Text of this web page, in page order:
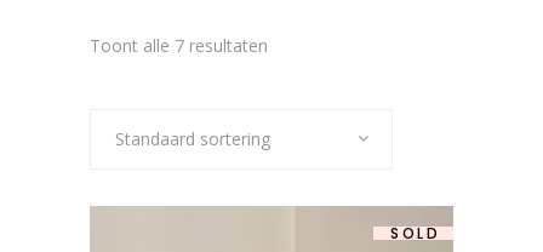
Toont alle 7 resultaten
Standaard sortering
SOLD